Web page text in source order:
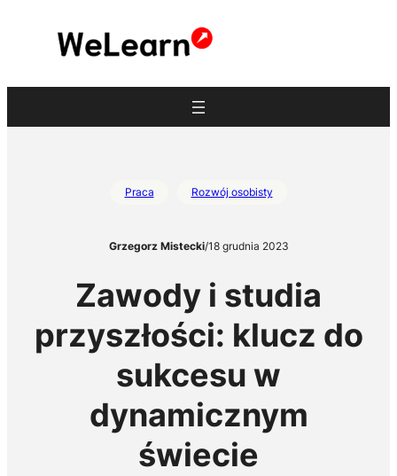
Praca Rozwój osobisty
Grzegorz Mistecki/18 grudnia 2023
Zawody i studia
przyszłości: klucz do
sukcesu w
dynamicznym
świecie